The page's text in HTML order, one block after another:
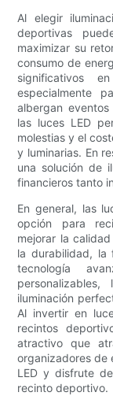
Al elegir
deportivas
maximizar su
consumo de
significativos
especialmente
albergan
las luces LED
molestias y el
y luminarias. En
una solución de
financieros tanto
En general, las
opción para
mejorar la
la durabilidad, la
tecnología
iluminación
Al invertir en
recintos
atractivo que
organizadores de
LED y disfrute
recinto deportivo.